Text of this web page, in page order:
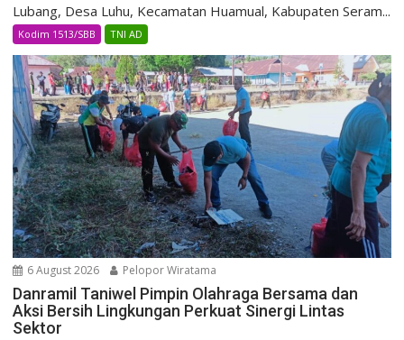
Lubang, Desa Luhu, Kecamatan Huamual, Kabupaten Seram...
Kodim 1513/SBB TNI AD
6 August 2026 Pelopor Wiratama
Danramil Taniwel Pimpin Olahraga Bersama dan
Aksi Bersih Lingkungan Perkuat Sinergi Lintas
Sektor